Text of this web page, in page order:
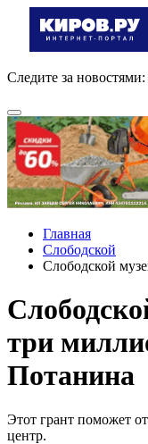
Следите за новостями:
Главная
Слободской
Слободской
три
Потанина
Этот грант поможет
центр.